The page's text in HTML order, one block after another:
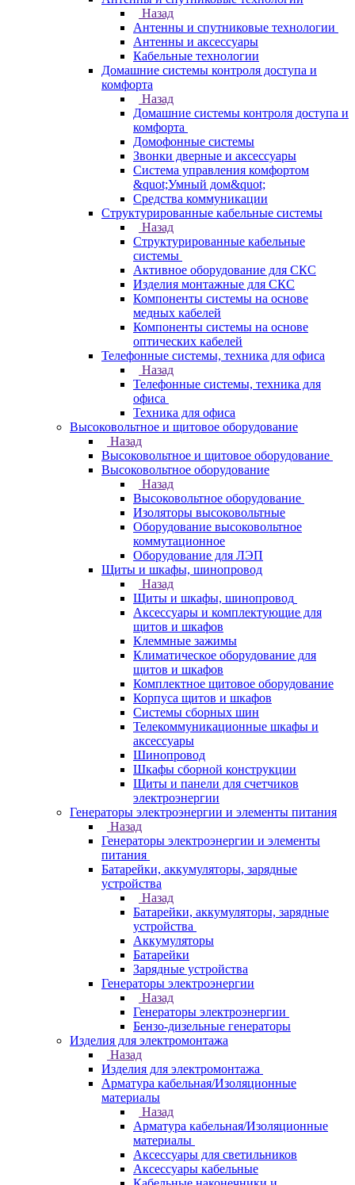
Назад
Антенны и спутниковые технологии
Антенны и аксессуары
Кабельные технологии
Домашние системы контроля доступа и
комфорта
Назад
Домашние системы контроля доступа и
комфорта
Домофонные системы
Звонки дверные и аксессуары
Система управления комфортом
&quot;Умный дом&quot;
Средства коммуникации
Структурированные кабельные системы
Назад
Структурированные кабельные
системы
Активное оборудование для СКС
Изделия монтажные для СКС
Компоненты системы на основе
медных кабелей
Компоненты системы на основе
оптических кабелей
Телефонные системы, техника для офиса
Назад
Телефонные системы, техника для
офиса
Техника для офиса
Высоковольтное и щитовое оборудование
Назад
Высоковольтное и щитовое оборудование
Высоковольтное оборудование
Назад
Высоковольтное оборудование
Изоляторы высоковольтные
Оборудование высоковольтное
коммутационное
Оборудование для ЛЭП
Щиты и шкафы, шинопровод
Назад
Щиты и шкафы, шинопровод
Аксессуары и комплектующие для
щитов и шкафов
Клеммные зажимы
Климатическое оборудование для
щитов и шкафов
Комплектное щитовое оборудование
Корпуса щитов и шкафов
Системы сборных шин
Телекоммуникационные шкафы и
аксессуары
Шинопровод
Шкафы сборной конструкции
Щиты и панели для счетчиков
электроэнергии
Генераторы электроэнергии и элементы питания
Назад
Генераторы электроэнергии и элементы
питания
Батарейки, аккумуляторы, зарядные
устройства
Назад
Батарейки, аккумуляторы, зарядные
устройства
Аккумуляторы
Батарейки
Зарядные устройства
Генераторы электроэнергии
Назад
Генераторы электроэнергии
Бензо-дизельные генераторы
Изделия для электромонтажа
Назад
Изделия для электромонтажа
Арматура кабельная/Изоляционные
материалы
Назад
Арматура кабельная/Изоляционные
материалы
Аксессуары для светильников
Аксессуары кабельные